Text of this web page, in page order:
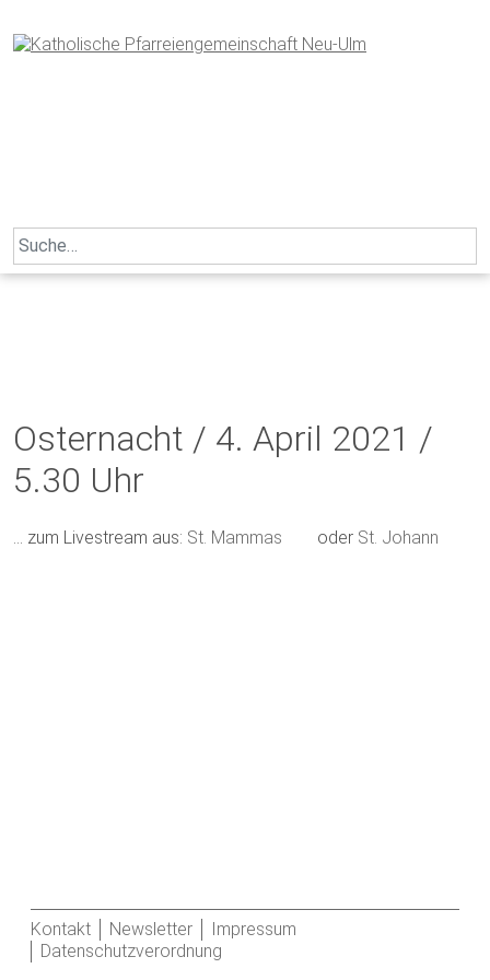
to
content
Search
for:
Osternacht / 4. April 2021 /
5.30 Uhr
… zum Livestream aus: St. Mammas oder St. Johann
Kontakt Newsletter
Impressum
Datenschutzverordnung